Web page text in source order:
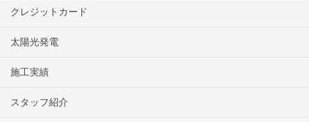
クレジットカード
太陽光発電
施工実績
スタッフ紹介